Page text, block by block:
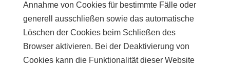
Annahme von Cookies für bestimmte Fälle oder
generell ausschließen sowie das automatische
Löschen der Cookies beim Schließen des
Browser aktivieren. Bei der Deaktivierung von
Cookies kann die Funktionalität dieser Website